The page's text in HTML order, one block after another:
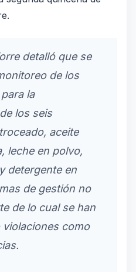
detalló que se
de los
la
los seis
aceite
leche en polvo,
detergente en
de gestión no
de lo cual se han
como